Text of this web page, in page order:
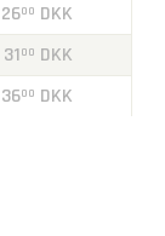
2600 DKK
3100 DKK
3600 DKK